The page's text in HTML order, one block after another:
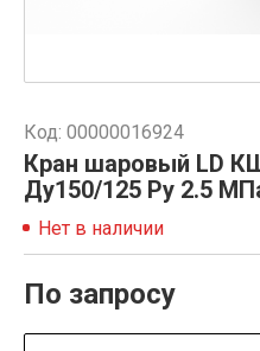
Код: 00000016924
Кран шаровый LD
Ду150/125 Py 2.5
Нет в наличии
По запросу